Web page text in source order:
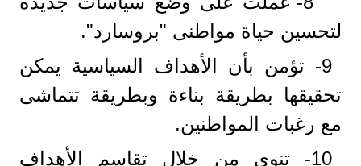
لتحسين حياة مواطنى "بروسارد".
9- تؤمن بأن الأهداف السياسية يمكن
تحقيقها بطريقة بناءة وبطريقة تتماشى
مع رغبات المواطنين.
10- تنوي من خلال تقاسم الأهداف